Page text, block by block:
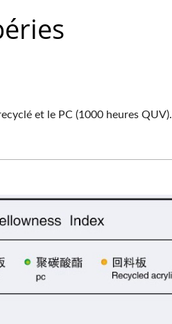
et le PC (1000 heures QUV).